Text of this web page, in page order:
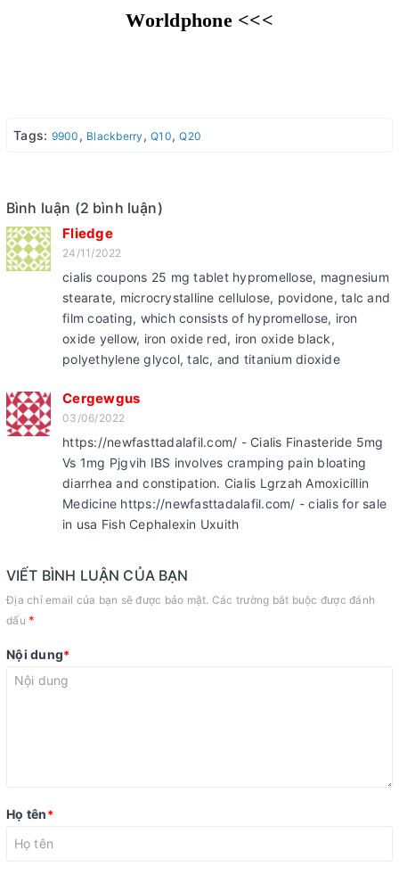
Worldphone <<<
Tags: 9900 , Blackberry , Q10,Q20
Bình luận (2 bình luận)
Fliedge
24/11/2022
cialis coupons 25 mg tablet hypromellose, magnesium
stearate, microcrystalline cellulose, povidone, talc and
film coating, which consists of hypromellose, iron
oxide yellow, iron oxide red, iron oxide black,
polyethylene glycol, talc, and titanium dioxide
Cergewgus
03/06/2022
https://newfasttadalafil.com/ - Cialis Finasteride 5mg
Vs 1mg Pjgvih IBS involves cramping pain bloating
diarrhea and constipation. Cialis Lgrzah Amoxicillin
Medicine https://newfasttadalafil.com/ - cialis for sale
in usa Fish Cephalexin Uxuith
VIẾT BÌNH LUẬN CỦA BẠN
Địa chỉ email của bạn sẽ được bảo mật. Các trường bắt buộc được đánh
dấu *
Nội dung*
Họ tên*